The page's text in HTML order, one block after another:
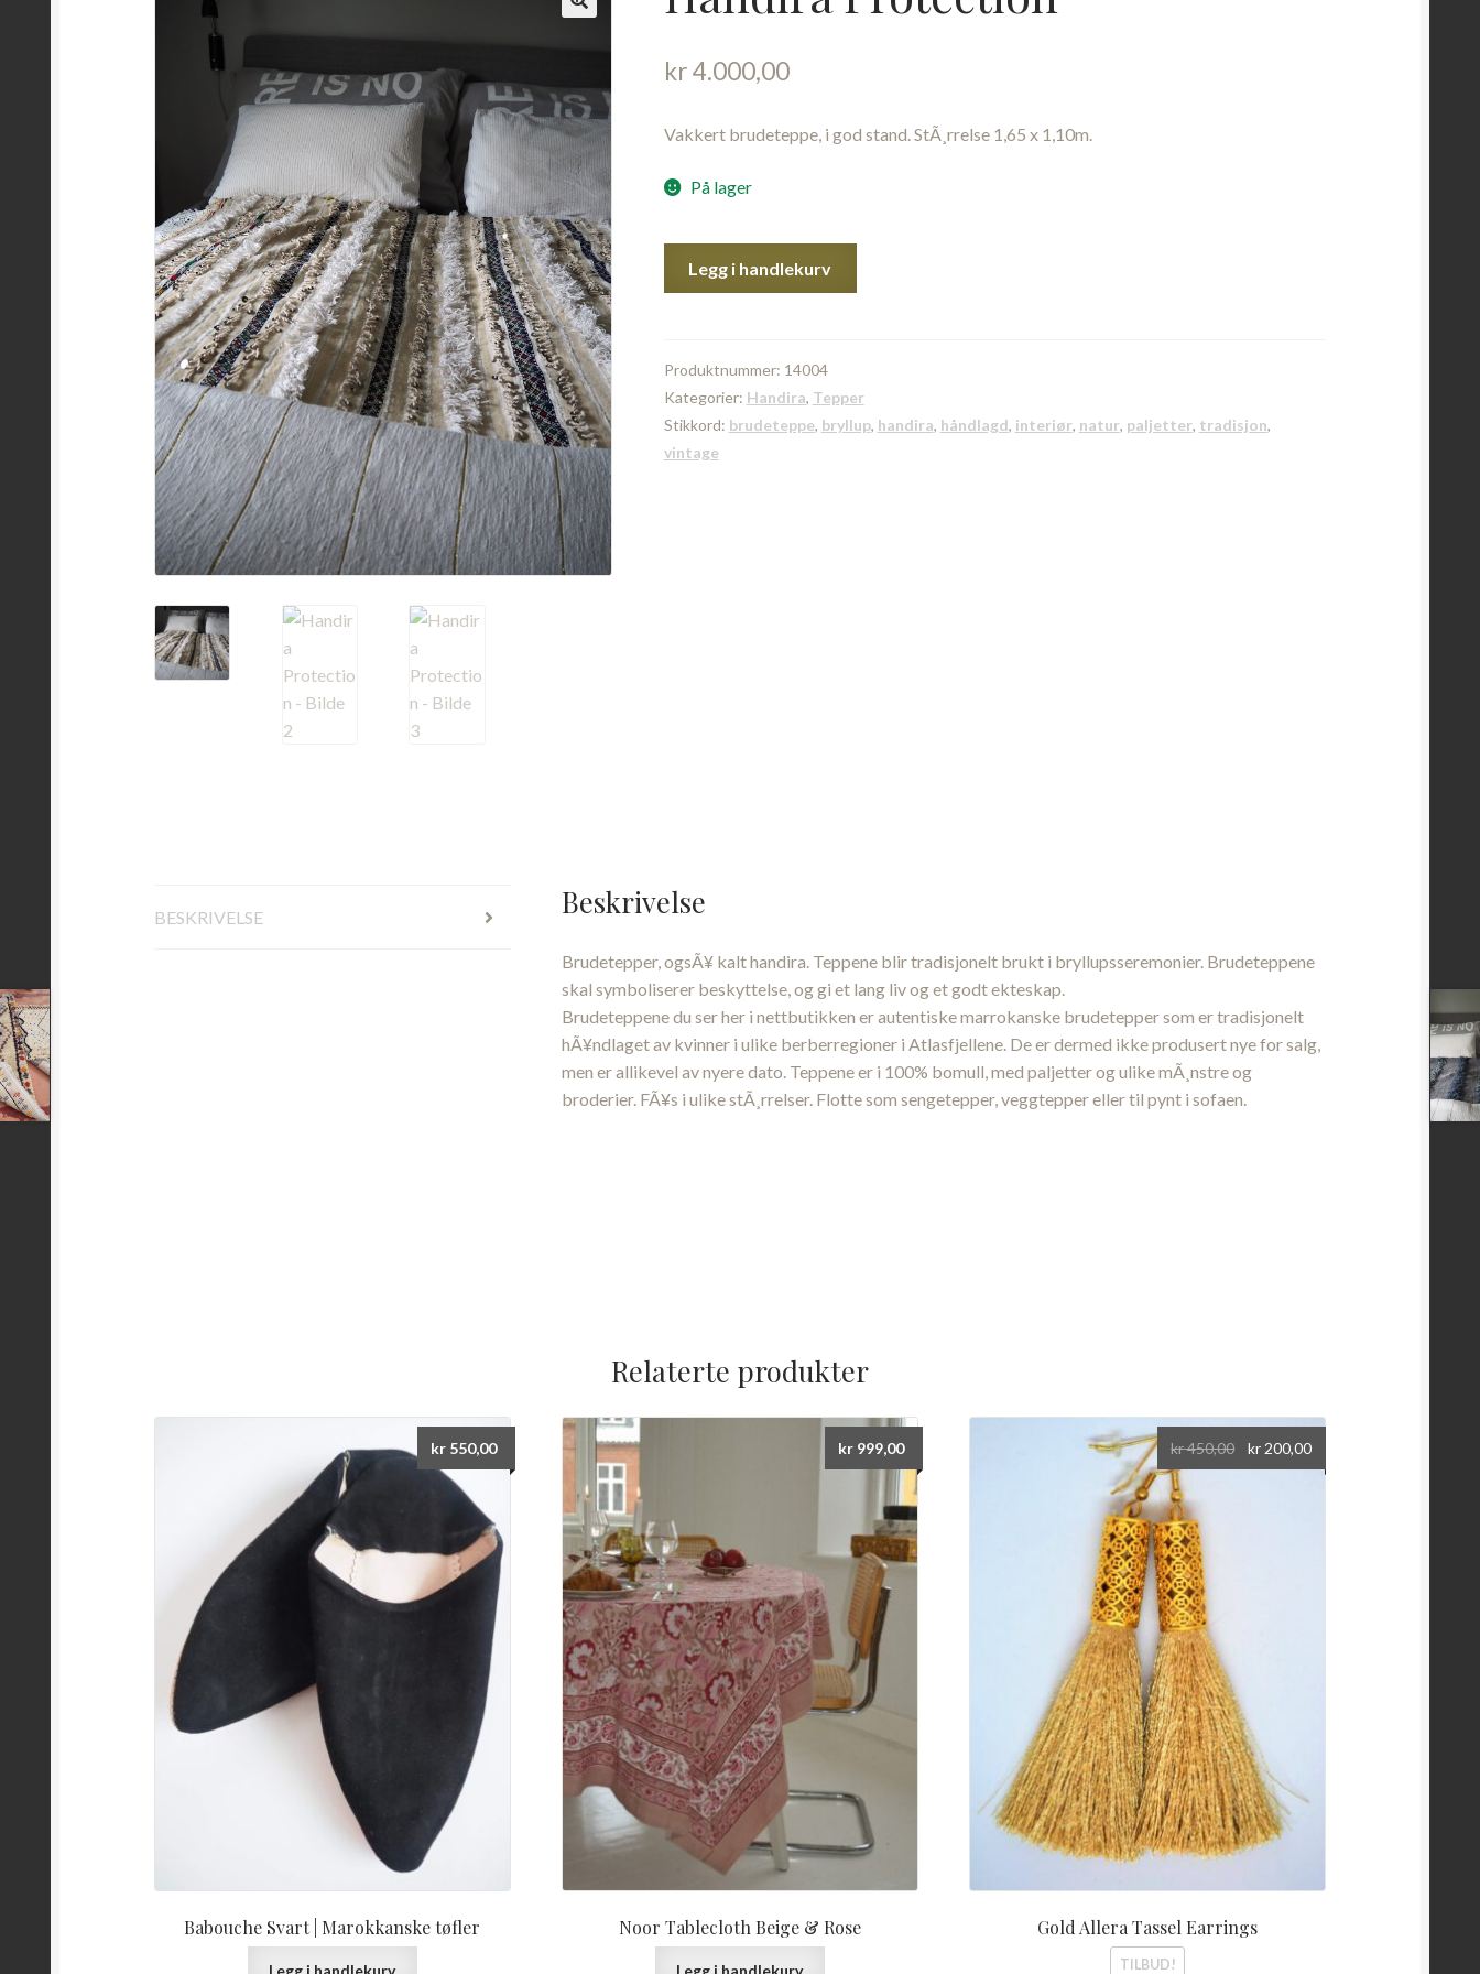
kr4.000,00
Vakkert brudeteppe, i god stand. StÃ¸rrelse 1,65 x 1,10m.
På lager
Protection
Legg i handlekurv
Produktnummer: 14004
Kategorier: Handira, Tepper
Stikkord: brudeteppe, bryllup, handira, håndlagd, interiør, natur, paljetter, tradisjon,
vintage
BESKRIVELSE Beskrivelse
Brudetepper, ogsÃ¥ kalt handira. Teppene blir tradisjonelt brukt i bryllupsseremonier. Brudeteppene
skal symboliserer beskyttelse, og gi et lang liv og et godt ekteskap.
Brudeteppene du ser her i nettbutikken er autentiske marrokanske brudetepper som er tradisjonelt
hÃ¥ndlaget av kvinner i ulike berberregioner i Atlasfjellene. De er dermed ikke produsert nye for salg,
men er allikevel av nyere dato. Teppene er i 100% bomull, med paljetter og ulike mÃ¸nstre og
broderier. FÃ¥s i ulike stÃ¸rrelser. Flotte som sengetepper, veggtepper eller til pynt i sofaen.
Relaterte produkter
Babouche Svart | Marokkanske tøfler
kr550,00
Legg i handlekurv
Noor Tablecloth Beige & Rose
kr999,00
Legg i handlekurv
Gold Allera Tassel Earrings
TILBUD!
kr450,00
Opprinnelig
pris
kr200,00Nåværende
pris